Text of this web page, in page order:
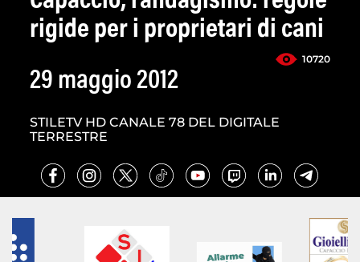
rigide per i proprietari di cani
10720
29 maggio 2012
STILETV HD CANALE 78 DEL DIGITALE
TERRESTRE